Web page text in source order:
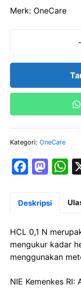
Merk: OneCare
-
Kategori: OneCare
F
c
b
o
o
k
M
st
d
o
n
s
A
p
p
Deskripsi
HCL 0,1 N
mengukur kadar
menggunakan
NIE Kemenkes RI: